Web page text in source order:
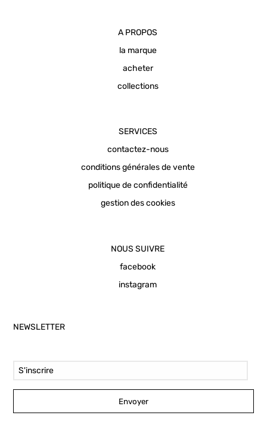
A PROPOS
la marque
acheter
collections
SERVICES
contactez-nous
conditions générales de vente
politique de confidentialité
gestion des cookies
NOUS SUIVRE
facebook
instagram
NEWSLETTER
Envoyer